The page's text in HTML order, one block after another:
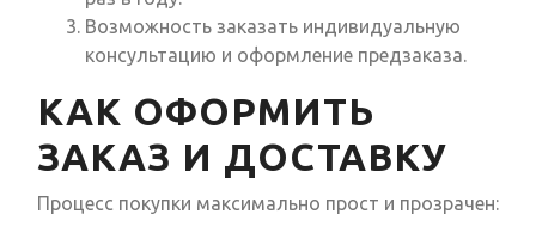
Возможность заказать индивидуальную
консультацию и оформление предзаказа.
КАК ОФОРМИТЬ
ЗАКАЗ И ДОСТАВКУ
Процесс покупки максимально прост и прозрачен: